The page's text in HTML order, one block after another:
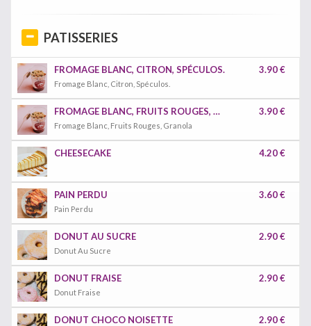
PATISSERIES
FROMAGE BLANC, CITRON, SPÉCULOS.
Fromage Blanc, Citron, Spéculos.
3.90 €
FROMAGE BLANC, FRUITS ROUGES, GRANOLA
Fromage Blanc, Fruits Rouges, Granola
3.90 €
CHEESECAKE 4.20 €
PAIN PERDU
Pain Perdu
3.60 €
DONUT AU SUCRE
Donut Au Sucre
2.90 €
DONUT FRAISE
Donut Fraise
2.90 €
DONUT CHOCO NOISETTE 2.90 €